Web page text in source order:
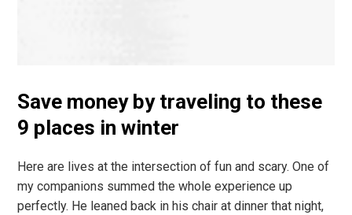
Save money by traveling to these
9 places in winter
Here are lives at the intersection of fun and scary. One of
my companions summed the whole experience up
perfectly. He leaned back in his chair at dinner that night,